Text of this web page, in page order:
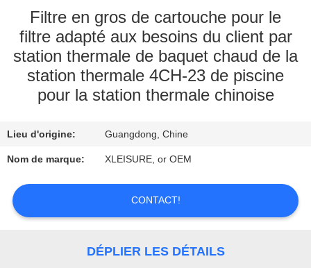
VISITE
D'USINE
CONTRÔLE
QUALITÉ
CONTACT
Filtre en gros de cartouche pour le
filtre adapté aux besoins du client par
station thermale de baquet chaud de la
station thermale 4CH-23 de piscine
pour la station thermale chinoise
Lieu d'origine: Guangdong, Chine
Nom de marque: XLEISURE, or OEM
CONTACT!
DÉPLIER LES DÉTAILS